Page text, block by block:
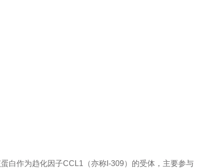
白作为趋化因子CCL1（亦称I-309）的受体，主要参与